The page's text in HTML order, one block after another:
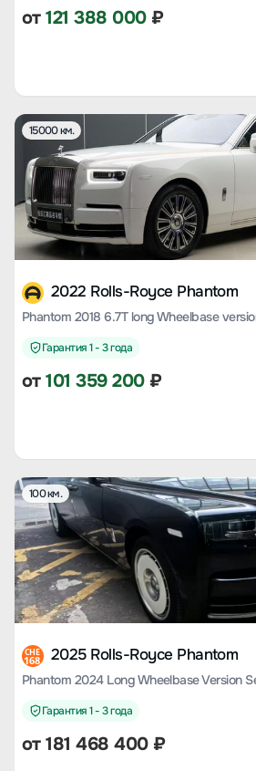
от121 388 000₽
15000 км.
2022 Rolls-Royce Phantom
Phantom 2018 6.7T long Wheelbase
Гарантия 1 - 3 года
от101 359 200₽
100 км.
CHE
168 2025 Rolls-Royce Phantom
Phantom 2024 Long Wheelbase Version
Гарантия 1 - 3 года
от181 468 400₽